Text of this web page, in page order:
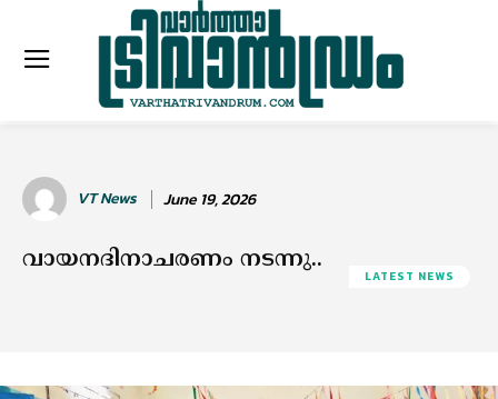
VT News June 19, 2026
വായനദിനാചരണം നടന്നു..
LATEST NEWS